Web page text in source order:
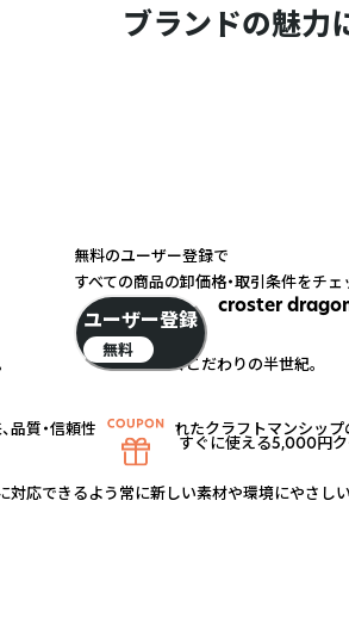
ブランドの魅力
croster
び。 モノづくり、こだわりの半世紀。
品質・信頼性に裏打ちされたクラフトマンシッ
対応できるよう常に新しい素材や環境にやさし
無料のユーザー登録で
すべての商品の卸価格・取引条件をチェ
ユーザー登録
無料
すぐに使える5,000円ク